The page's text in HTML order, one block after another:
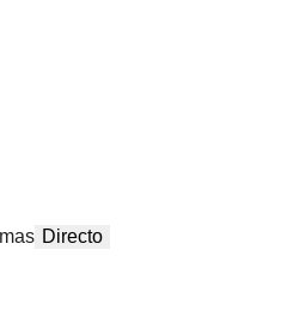
Directo